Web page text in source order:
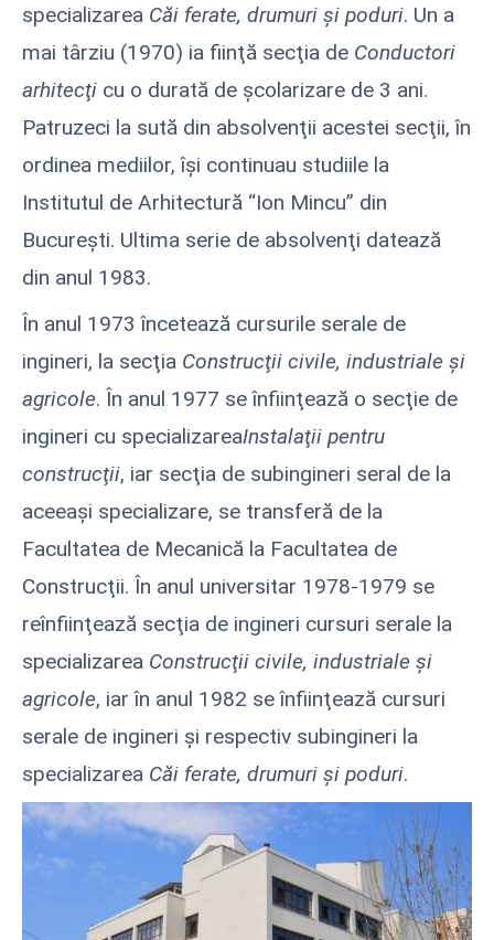
specializarea Căi ferate, drumuri şi poduri. Un a
mai târziu (1970) ia fiinţă secţia de Conductori
arhitecţi cu o durată de şcolarizare de 3 ani.
Patruzeci la sută din absolvenţii acestei secţii, în
ordinea mediilor, îşi continuau studiile la
Institutul de Arhitectură “Ion Mincu” din
Bucureşti. Ultima serie de absolvenţi datează
din anul 1983.
În anul 1973 încetează cursurile serale de
ingineri, la secţia Construcţii civile, industriale şi
agricole. În anul 1977 se înfiinţează o secţie de
ingineri cu specializareaInstalaţii pentru
construcţii, iar secţia de subingineri seral de la
aceeaşi specializare, se transferă de la
Facultatea de Mecanică la Facultatea de
Construcţii. În anul universitar 1978-1979 se
reînfiinţează secţia de ingineri cursuri serale la
specializarea Construcţii civile, industriale şi
agricole, iar în anul 1982 se înfiinţează cursuri
serale de ingineri şi respectiv subingineri la
specializarea Căi ferate, drumuri şi poduri.